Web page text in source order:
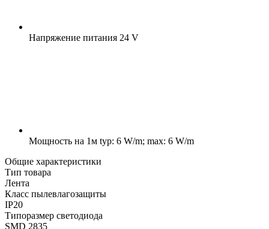
Напряжение питания 24 V
Мощность на 1м typ: 6 W/m; max: 6 W/m
Общие характеристики
Тип товара
Лента
Класс пылевлагозащиты
IP20
Типоразмер светодиода
SMD 2835